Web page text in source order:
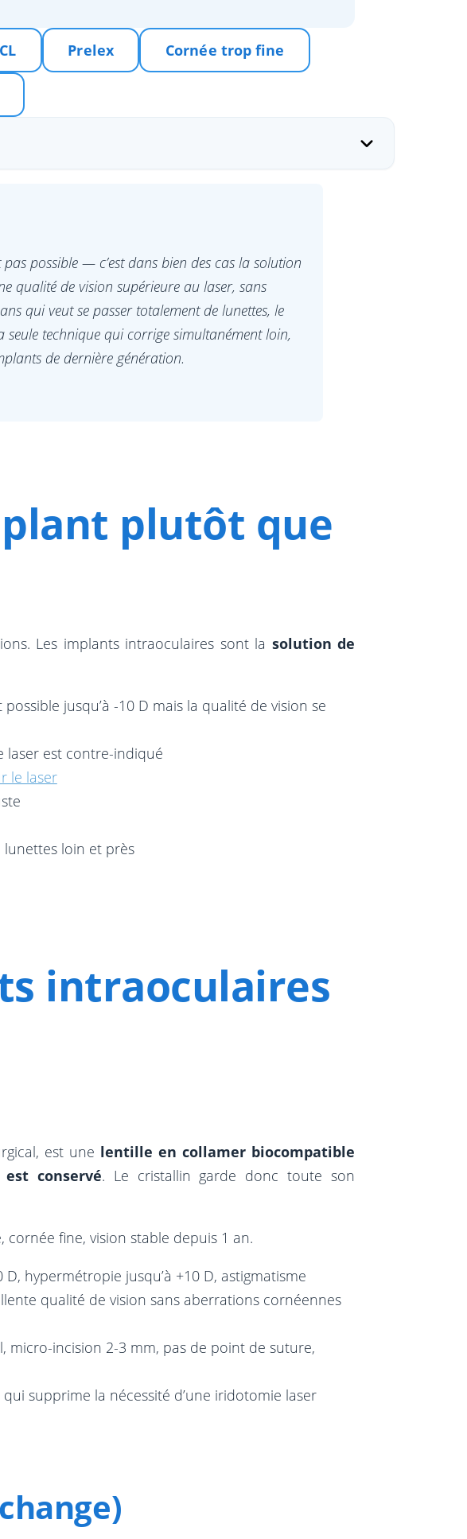
Prelex Cornée trop fine
possible — c’est dans bien des cas la solution
qualité de vision supérieure au laser, sans
qui veut se passer totalement de lunettes, le
technique qui corrige simultanément loin,
de dernière génération.
plutôt que
Les implants intraoculaires sont la solution de
jusqu’à -10 D mais la qualité de vision se
laser est contre-indiqué
le laser
lunettes loin et près
intraoculaires
est une lentille en collamer biocompatible
conservé. Le cristallin garde donc toute son
fine, vision stable depuis 1 an.
hypermétropie jusqu’à +10 D, astigmatisme
qualité de vision sans aberrations cornéennes
incision 2-3 mm, pas de point de suture,
qui supprime la nécessité d’une iridotomie laser